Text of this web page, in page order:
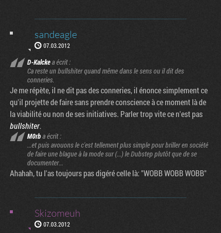
sandeagle
07.03.2012
D-Kalckea écrit :
Ca reste un bullshiter quand même dans le sens ou il dit des
conneries.
Je me répète, il ne dit pas des conneries, il énonce simplement ce
qu'il projette de faire sans prendre conscience à ce moment là de
la viabilité ou non de ses initiatives. Parler trop vite ce n'est pas
bullshiter.
M0rba écrit :
...et puis avouons le c'est tellement plus simple pour briller en société
de faire une blague à la mode sur (...) le Dubstep plutôt que de se
documenter...
Ahahah, tu l'as toujours pas digéré celle là: "WOBB WOBB WOBB"
Skizomeuh
07.03.2012